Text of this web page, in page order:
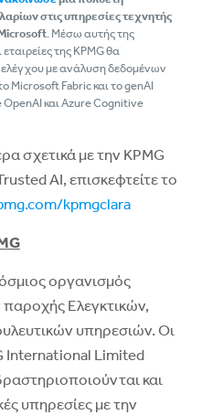
στις υπηρεσίες τεχνητής
. Μέσω αυτής της
της KPMG θα
ελέγχου με ανάλυση δεδομένων
Microsoft Fabric και το genAI
και Azure Cognitive
σχετικά με την KPMG
AI, επισκεφτείτε το
kpmgclara
οργανισμός
Ελεγκτικών,
υπηρεσιών. Οι
International Limited
και
υπηρεσίες με την